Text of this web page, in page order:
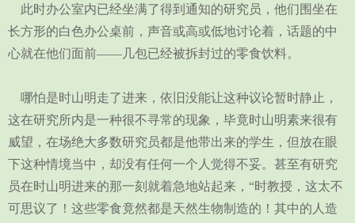
此时办公室内已经坐满了得到通知的研究员，他们围坐在
长方形的白色办公桌前，声音或高或低地讨论着，话题的中
心就在他们面前——几包已经被拆封过的零食饮料。
哪怕是时山明走了进来，依旧没能让这种议论暂时静止，
这在研究所内是一种很不寻常的现象，毕竟时山明素来很有
威望，在场绝大多数研究员都是他带出来的学生，但放在眼
下这种情境当中，却没有任何一个人觉得不妥。甚至有研究
员在时山明进来的那一刻就着急地站起来，“时教授，这太不
可思议了！这些零食竟然都是天然生物制造的！其中的人造